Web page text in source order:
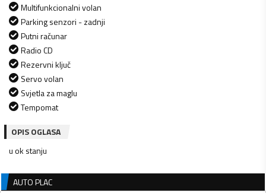
Multifunkcionalni volan
Parking senzori - zadnji
Putni računar
Radio CD
Rezervni ključ
Servo volan
Svjetla za maglu
Tempomat
OPIS OGLASA
u ok stanju
AUTO PLAC